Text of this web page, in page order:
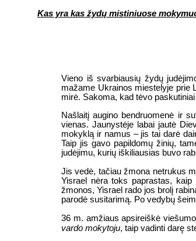
Kas yra kas žydų mistiniuose
Vieno iš svarbiausių žydų
mažame Ukrainos miestelyje prie
mirė. Sakoma, kad tėvo
Našlaitį augino bendruomenė ir
vienas. Jaunystėje labai jautė
mokyklą ir namus – jis tai darė
Taip jis gavo papildomų žinių,
judėjimu, kurių iškiliausias buvo
Jis vedė, tačiau žmona netrukus
Yisrael nėra toks paprastas,
žmonos, Yisrael rado jos brolį
parodė susitarimą. Po vedybų
36 m. amžiaus apsireiškė
vardo mokytoju, taip vadinti darę